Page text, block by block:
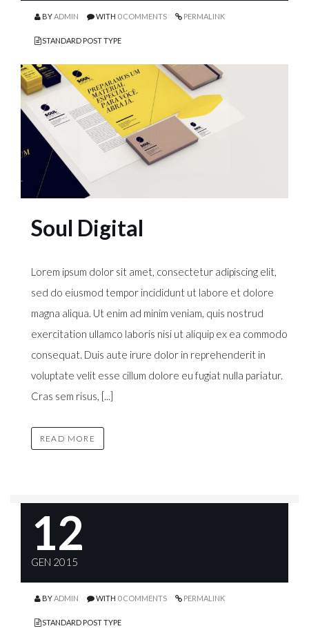
BYADMIN WITH 0 COMMENTS PERMALINK
STANDARD POST TYPE
Soul Digital
Lorem ipsum dolor sit amet, consectetur adipiscing elit,
sed do eiusmod tempor incididunt ut labore et dolore
magna aliqua. Ut enim ad minim veniam, quis nostrud
exercitation ullamco laboris nisi ut aliquip ex ea commodo
consequat. Duis aute irure dolor in reprehenderit in
voluptate velit esse cillum dolore eu fugiat nulla pariatur.
Cras sem risus, [...]
READ MORE
12
GEN 2015
BYADMIN WITH 0 COMMENTS PERMALINK
STANDARD POST TYPE